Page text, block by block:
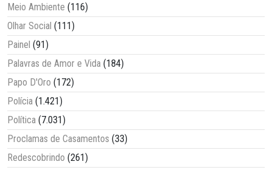
Meio Ambiente (116)
Olhar Social (111)
Painel (91)
Palavras de Amor e Vida (184)
Papo D'Oro (172)
Polícia (1.421)
Política (7.031)
Proclamas de Casamentos (33)
Redescobrindo (261)